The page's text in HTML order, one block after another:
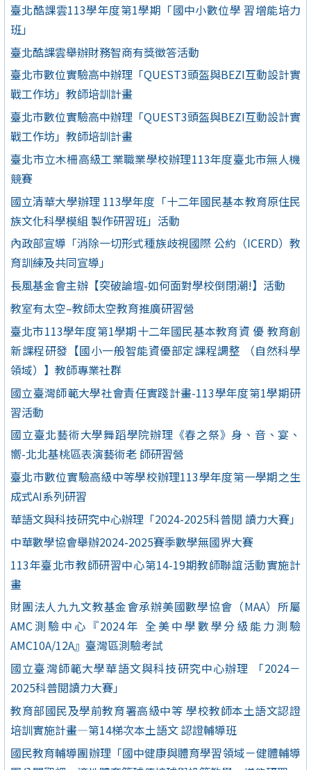
臺北酷課雲113學年度第1學期「國中小數位學 習增能培力
班」
臺北酷課雲舉辦財務智商有獎徵答活動
臺北市數位實驗高中辦理「QUEST3頭盔與BEZI互動設計實
戰工作坊」教師培訓計畫
臺北市數位實驗高中辦理「QUEST3頭盔與BEZI互動設計實
戰工作坊」教師培訓計畫
臺北市立木柵高級工業職業學校辦理113年度臺北市無人機
競賽
國立清華大學辦理 113學年度「十二年國民基本教育原住民
族文化科學模組 製作研習班」活動
內政部宣導「消除一切形式種族歧視國際 公約（ICERD）教
育訓練及共同宣導」
長風基金會主辦【突破論壇-如何面對學校倒閉潮!】活動
教室有太空–教師太空教育推廣研習營
臺北市113學年度第1學期十二年國民基本教育資 優 教育創
新課程研發【國小一般智能資優部定課程調整 （自然科學
領域）】教師專業社群
國立臺灣師範大學社會責任實踐計畫-113學年度第1學期研
習活動
國立臺北藝術大學舞蹈學院辦理《春之祭》身、音、宴、
嚮-北北基桃區表演藝術老 師研習營
臺北市數位實驗高級中等學校辦理113學年度第一學期之生
成式AI系列研習
華語文與科技研究中心辦理「2024-2025科普閱 讀力大賽」
中華數學協會舉辦2024-2025賽季數學無國界大賽
113年臺北市教師研習中心第14-19期教師聯誼活動實施計
畫
財團法人九九文教基金會承辦美國數學協會（MAA）所屬
AMC測驗中心『2024年 全美中學數學分級能力測驗
AMC10A/12A』臺灣區測驗考試
國立臺灣師範大學華語文與科技研究中心辦理 「2024－
2025科普閱讀力大賽」
教育部國民及學前教育署高級中等 學校教師本土語文認證
培訓實施計畫—第14梯次本土語文 認證輔導班
國民教育輔導團辦理「國中健康與體育學習領域－健體輔導